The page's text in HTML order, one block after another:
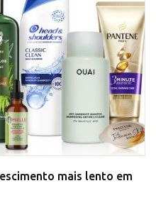
mais lento em